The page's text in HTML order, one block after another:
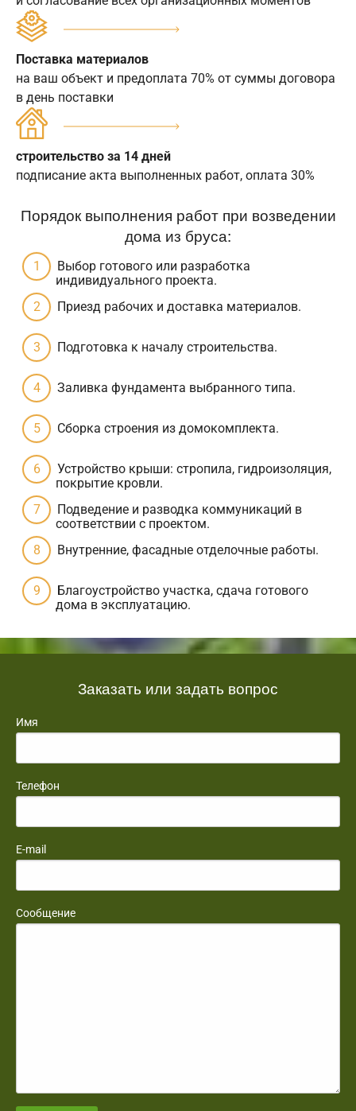
Поставка материалов
на ваш объект и предоплата 70% от суммы договора
в день поставки
строительство за 14 дней
подписание акта выполненных работ, оплата 30%
Порядок выполнения работ при возведении
дома из бруса:
Выбор готового или разработка
индивидуального проекта.
Приезд рабочих и доставка материалов.
Подготовка к началу строительства.
Заливка фундамента выбранного типа.
Сборка строения из домокомплекта.
Устройство крыши: стропила, гидроизоляция,
покрытие кровли.
Подведение и разводка коммуникаций в
соответствии с проектом.
Внутренние, фасадные отделочные работы.
Благоустройство участка, сдача готового
дома в эксплуатацию.
Заказать или задать вопрос
Имя
Телефон
E-mail
Сообщение